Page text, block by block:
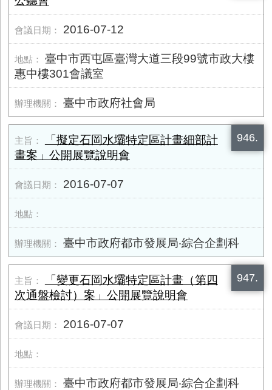
2016-07-12
臺中市西屯區臺灣大道三段99號市政大樓
惠中樓301會議室
臺中市政府社會局
946.
「擬定石岡水壩特定區計畫細部計
畫案」公開展覽說明會
2016-07-07
臺中市政府都市發展局‧綜合企劃科
947.
「變更石岡水壩特定區計畫（第四
次通盤檢討）案」公開展覽說明會
2016-07-07
臺中市政府都市發展局‧綜合企劃科